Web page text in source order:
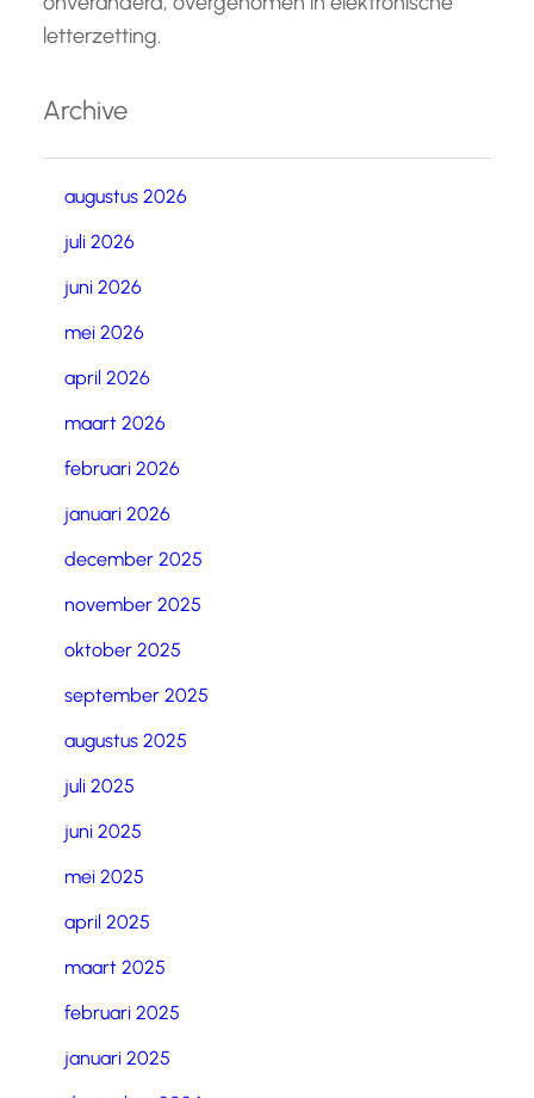
letterzetting.
Archive
augustus 2026
juli 2026
juni 2026
mei 2026
april 2026
maart 2026
februari 2026
januari 2026
december 2025
november 2025
oktober 2025
september 2025
augustus 2025
juli 2025
juni 2025
mei 2025
april 2025
maart 2025
februari 2025
januari 2025